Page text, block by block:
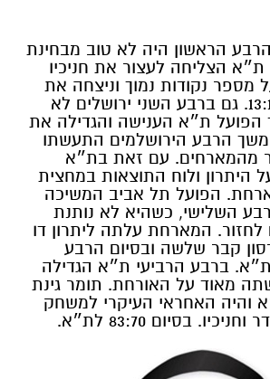
הראשון היה לא טוב מבחינת
הצליחה לעצור את חניכיו
מספר נקודות נמוך וניצחה את
הרבע הראשון 13:17. גם ברבע השני ירושלים לא
הפועל ת״א הענישה והגדילה את
הרבע הירושלמים התעשתו
מהמארחים. עם זאת בת״א
היתרון ולוח התוצאות במחצית
37:34 למארחת. הפועל תל אביב המשיכה
השלישי, כשהיא לא נותנת
לחזור. המארחת עלתה ליתרון דו
קבר שלשה ובסיום הרבע
57:48 לת״א. ברבע הרביעי ת״א הגדילה
מאוד על האורחת. תומר גינת
והיה האחראי העיקרי למשחק
בסיום 83:70 לת״א.